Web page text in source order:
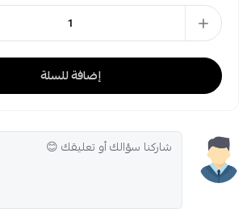
إضافة للسلة